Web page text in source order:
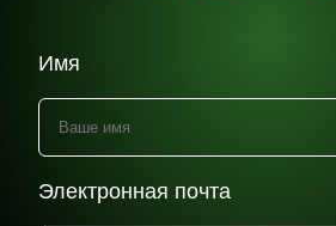
Имя
Электронная почта